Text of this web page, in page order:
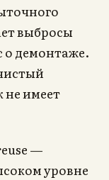
выбросы
о демонтаже.
имеет
—
уровне